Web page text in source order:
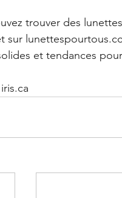
trouver des
sur
et tendances